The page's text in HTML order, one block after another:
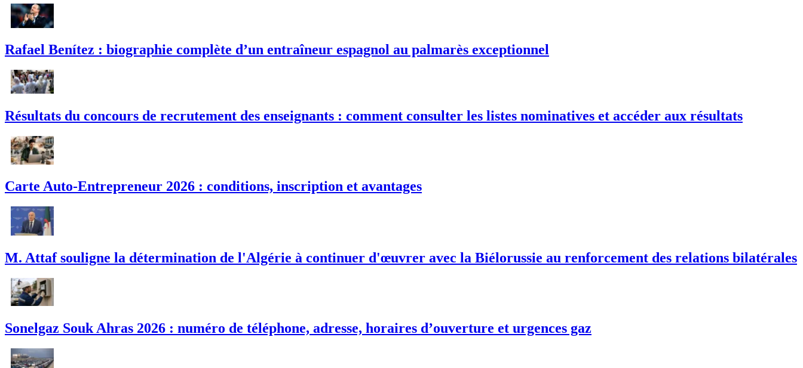
Rafael Benítez : biographie complète d’un entraîneur espagnol au palmarès exceptionnel
Résultats du concours de recrutement des enseignants : comment consulter les listes nominatives et accéder aux résultats
Carte Auto-Entrepreneur 2026 : conditions, inscription et avantages
M. Attaf souligne la détermination de l'Algérie à continuer d'œuvrer avec la Biélorussie au renforcement des relations bilatérales
Sonelgaz Souk Ahras 2026 : numéro de téléphone, adresse, horaires d’ouverture et urgences gaz